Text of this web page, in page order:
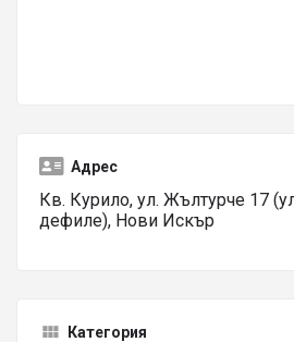
Адрес
Кв. Курило, ул. Жълтурче 17
дефиле), Нови Искър
Категория